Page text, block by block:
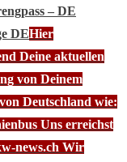
– DE
DEHier
Deine aktuellen
von Deinem
Deutschland wie:
Uns erreichst
news.ch Wir